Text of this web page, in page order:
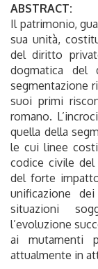
ABSTRACT:
Il patrimonio,
sua unità,
del diritto
dogmatica
segmentazione
suoi primi
romano.
quella della
le cui linee
codice civile del
del forte
unificazione
situazioni
l’evoluzione
ai mutamenti
attualmente in